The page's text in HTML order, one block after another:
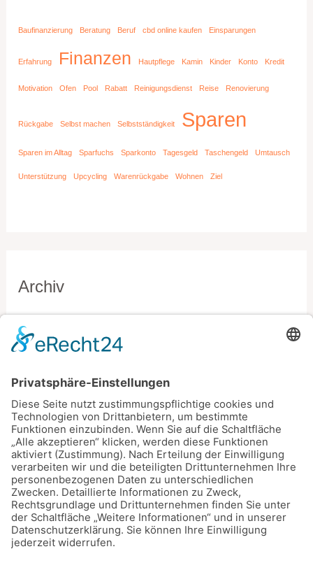
Baufinanzierung Beratung Beruf cbd online kaufen Einsparungen
Erfahrung Finanzen Hautpflege Kamin Kinder Konto Kredit
Motivation Ofen Pool Rabatt Reinigungsdienst Reise Renovierung
Rückgabe Selbst machen Selbstständigkeit Sparen
Sparen im Alltag Sparfuchs Sparkonto Tagesgeld Taschengeld Umtausch
Unterstützung Upcycling Warenrückgabe Wohnen Ziel
Archiv